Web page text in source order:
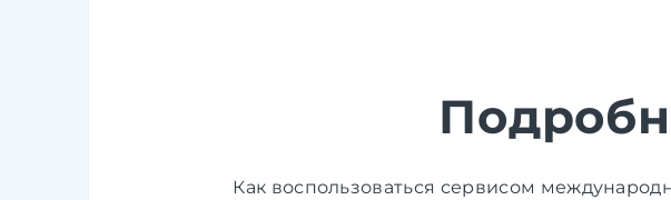
Как воспользоваться сервисом